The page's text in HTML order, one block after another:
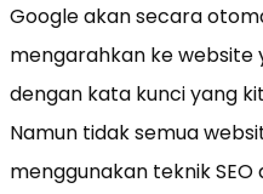
Google akan secara
mengarahkan ke website
dengan kata kunci yang
Namun tidak semua
menggunakan teknik